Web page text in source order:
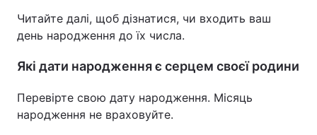
Читайте далі, щоб дізнатися, чи входить ваш
день народження до їх числа.
Які дати народження є серцем своєї родини
Перевірте свою дату народження. Місяць
народження не враховуйте.